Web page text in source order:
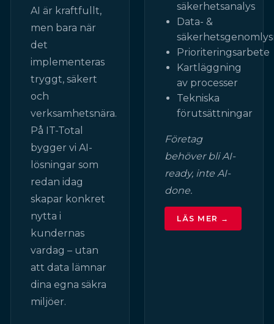
AI är kraftfullt,
men bara när
det
implementeras
tryggt, säkert
och
verksamhetsnära.
På IT-Total
bygger vi AI-
lösningar som
redan idag
skapar konkret
nytta i
kundernas
vardag – utan
att data lämnar
dina egna säkra
miljöer.
säkerhetsanalys
Data- &
Prioriteringsarbete
Kartläggning
av processer
Tekniska
förutsättningar
Företag
behöver bli AI-
ready, inte AI-
done.
LÄS MER →